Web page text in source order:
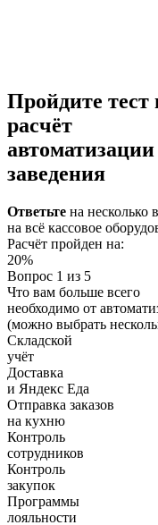
Пройдите тест
расчёт
автоматизации
заведения
Ответьте на несколько
на всё кассовое
Расчёт пройден на:
20%
Вопрос 1 из 5
Что вам больше всего
необходимо от
(можно выбрать
Складской
учёт
Доставка
и Яндекс Еда
Отправка заказов
на кухню
Контроль
сотрудников
Контроль
закупок
Программы
лояльности